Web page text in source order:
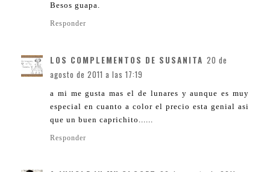
Besos guapa.
Responder
LOS COMPLEMENTOS DE SUSANITA 20 de
agosto de 2011 a las 17:19
a mi me gusta mas el de lunares y aunque es muy
especial en cuanto a color el precio esta genial asi
que un buen caprichito......
Responder